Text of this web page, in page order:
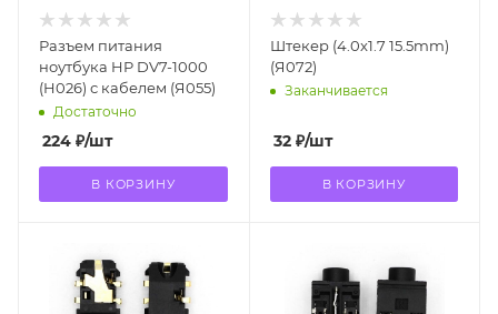
Разъем питания
ноутбука HP DV7-1000
(H026) с кабелем (Я055)
Достаточно
224 ₽/шт
В КОРЗИНУ
Штекер (4.0x1.7 15.5mm)
(Я072)
Заканчивается
32₽/шт
В КОРЗИНУ